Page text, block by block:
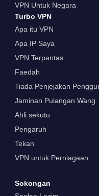
VPN Untuk Negara
Turbo VPN
Apa itu VPN
Apa IP Saya
VPN Terpantas
Faedah
Tiada Penjejakan
Jaminan Pulangan Wang
Ahli sekutu
Pengaruh
Tekan
VPN untuk Perniagaan
Sokongan